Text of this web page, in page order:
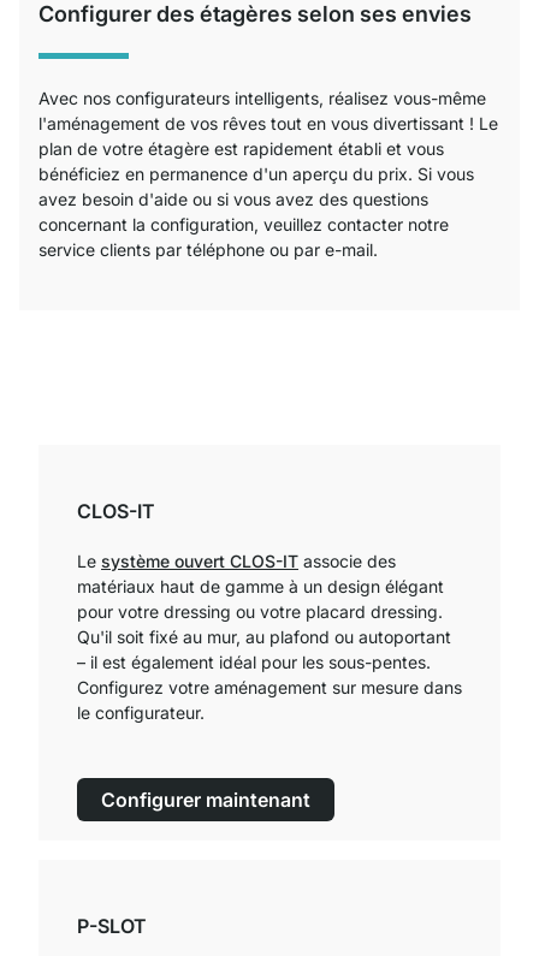
Configurer des étagères selon ses envies
Avec nos configurateurs intelligents, réalisez vous-même
l'aménagement de vos rêves tout en vous divertissant ! Le
plan de votre étagère est rapidement établi et vous
bénéficiez en permanence d'un aperçu du prix. Si vous
avez besoin d'aide ou si vous avez des questions
concernant la configuration, veuillez contacter notre
service clients par téléphone ou par e-mail.
CLOS-IT
Le système ouvert CLOS-IT associe des
matériaux haut de gamme à un design élégant
pour votre dressing ou votre placard dressing.
Qu'il soit fixé au mur, au plafond ou autoportant
– il est également idéal pour les sous-pentes.
Configurez votre aménagement sur mesure dans
le configurateur.
Configurer maintenant
P-SLOT